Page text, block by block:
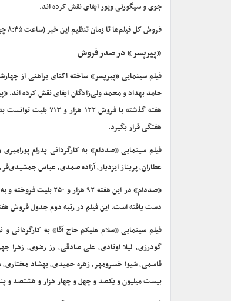
جوی و سیگورنی ویور ایفای نقش کرده اند.
فروش کل فیلم‌ها تا زمان تنظیم این خبر (ساعت ۸:۴۵ چهارشنبه ۱۱ تیر) به شرح زیر است:
«پیرپسر» در صدر فروش
حامد بهداد و محمد ولی‌زادگان ایفای نقش کرده اند.
هفته گذشته با
هفتگی قرار بگیرد.
عطاران، پریناز ایزدیار، آزاده صمدی، عباس
«صددام» در این
دست یافته است. این فیلم در رتبه دوم جدول فروش
گودرزی، لیلا اوتادی، علی صادقی، رز رضوی، زهرا
بیست میلیون و یکصد و چهل و چهار هزار و هشتصد و